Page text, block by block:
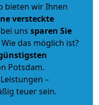
bieten wir Ihnen
versteckte
uns sparen Sie
Wie das möglich ist?
Potsdam.
–
teuer sein.